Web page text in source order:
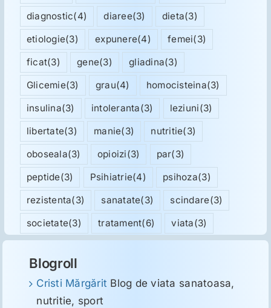
diagnostic(4) diaree(3) dieta(3)
etiologie(3) expunere(4) femei(3)
ficat(3) gene(3) gliadina(3)
Glicemie(3) grau(4) homocisteina(3)
insulina(3) intoleranta(3) leziuni(3)
libertate(3) manie(3) nutritie(3)
oboseala(3) opioizi(3) par(3)
peptide(3) Psihiatrie(4) psihoza(3)
rezistenta(3) sanatate(3) scindare(3)
societate(3) tratament(6) viata(3)
Blogroll
Cristi Mărgărit Blog de viata sanatoasa,
nutritie, sport